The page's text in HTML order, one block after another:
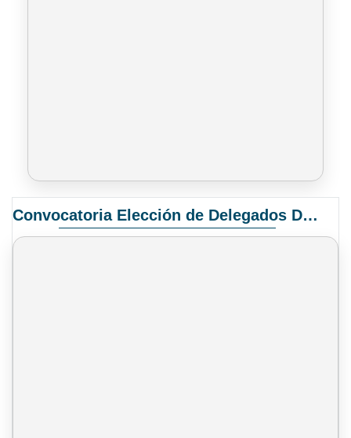
Convocatoria Elección de Delegados Docentes para el XIV Congreso Nacional de Universidades